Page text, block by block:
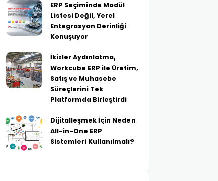
ERP Seçiminde Modül
Listesi Değil, Yerel
Entegrasyon Derinliği
Konuşuyor
İkizler Aydınlatma,
Workcube ERP ile Üretim,
Satış ve Muhasebe
Süreçlerini Tek
Platformda Birleştirdi
Dijitalleşmek İçin Neden
All-in-One ERP
Sistemleri Kullanılmalı?